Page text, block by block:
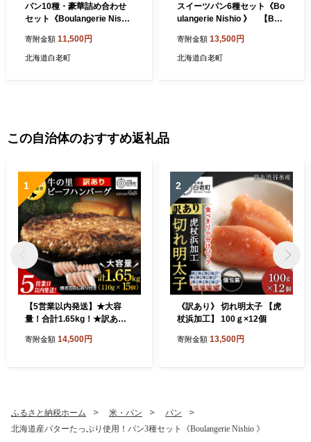
パン10種・豪華詰め合わせ
セット《Boulangerie Nishio
寄附金額 11,500円
北海道白老町
スイーツパン6種セット《Bo
ulangerie Nishio 》 【BD0
寄附金額 13,500円
北海道白老町
この自治体のおすすめ返礼品
1
【5営業以内発送】★大容
量！合計1.65kg！★訳あ
(110ｇ5枚入）×3
寄附金額 14,500円
2
《訳あり》 切れ明太子 【虎
杖浜加工】 100ｇ×12個
寄附金額 13,500円
ふるさと納税ホーム 米・パン
パン
北海道産バターたっぷり使用！パン3種セット《Boulangerie Nishio 》